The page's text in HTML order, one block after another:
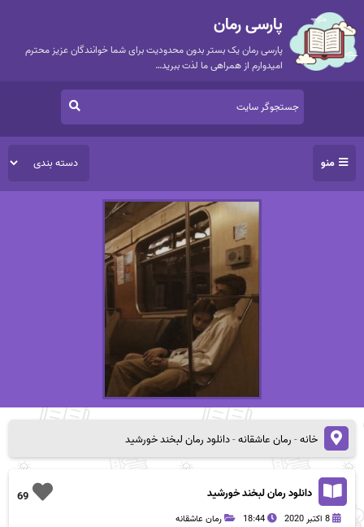
پارسی رمان
پارسی رمان یک بستر بدون محدودیت برای شما خوانندگان عزیز محترم
امیدوارم از همراهی ما لذت ببرید…
منو
خانه-رمان عاشقانه-دانلود رمان لبخند خورشید
69 دانلود رمان لبخند خورشید
8 اکتبر 2020 18:44 رمان عاشقانه